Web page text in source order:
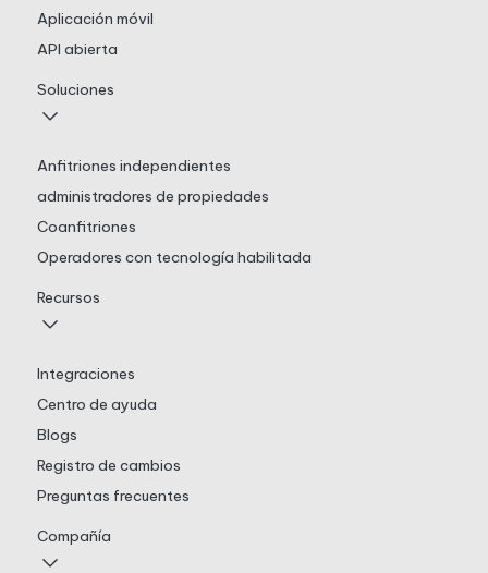
Aplicación móvil
API abierta
Soluciones
Anfitriones independientes
administradores de propiedades
Coanfitriones
Operadores con tecnología habilitada
Recursos
Integraciones
Centro de ayuda
Blogs
Registro de cambios
Preguntas frecuentes
Compañía